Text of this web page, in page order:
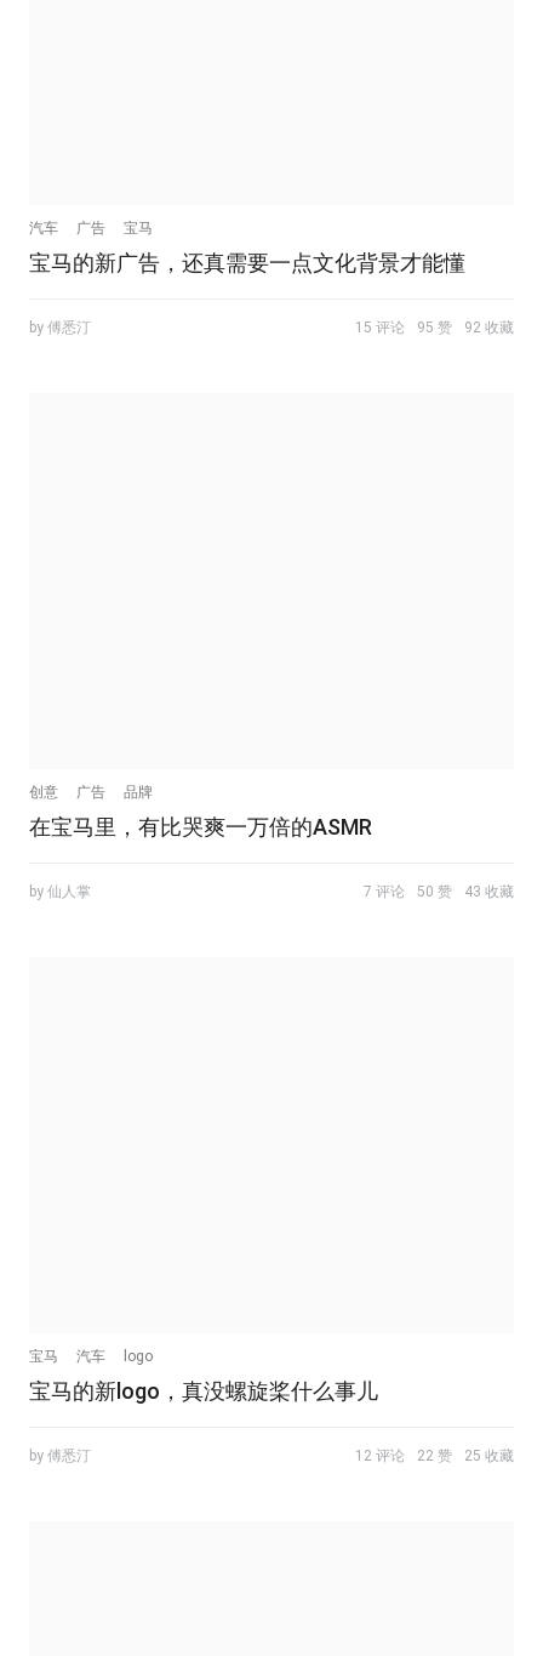
汽车 广告 宝马
宝马的新广告，还真需要一点文化背景才能懂
by 傅悉汀 15 评论 95 赞 92 收藏
创意 广告 品牌
在宝马里，有比哭爽一万倍的ASMR
by 仙人掌 7 评论 50 赞 43 收藏
宝马 汽车 logo
宝马的新logo，真没螺旋桨什么事儿
by 傅悉汀 12 评论 22 赞 25 收藏